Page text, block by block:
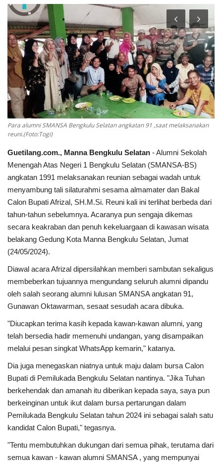
Keamanan
Kejahatan
Cybers Event
UMKM & Ekonomi Kreatif
Pekerja Migran Indonesia
Pendidikan
Informasi Journalism
Olahraga
Kesehatan
Layanan Publik
Perempuan/Anak
Para alumni SMANSA Bengkulu Selatan angkatan 91 ,saat melaksanakan
reuni.(Foto:Togi)
Guetilang.com., Manna Bengkulu Selatan - Alumni Sekolah
Menengah Atas Negeri 1 Bengkulu Selatan (SMANSA-BS)
angkatan 1991 melaksanakan reunian sebagai wadah untuk
menyambung tali silaturahmi sesama almamater dan Bakal
Calon Bupati Afrizal, SH.M.Si. Reuni kali ini terlihat berbeda dari
tahun-tahun sebelumnya. Acaranya pun sengaja dikemas
secara keakraban dan penuh kekeluargaan di kawasan wisata
belakang Gedung Kota Manna Bengkulu Selatan, Jumat
(24/05/2024).
Diawal acara Afrizal dipersilahkan memberi sambutan sekaligus
membeberkan tujuannya mengundang seluruh alumni dipandu
oleh salah seorang alumni lulusan SMANSA angkatan 91,
Gunawan Oktawarman, sesaat sesudah acara dibuka.
"Diucapkan terima kasih kepada kawan-kawan alumni, yang
telah bersedia hadir memenuhi undangan, yang disampaikan
melalui pesan singkat WhatsApp kemarin," katanya.
Dia juga menegaskan niatnya untuk maju dalam bursa Calon
Bupati di Pemilukada Bengkulu Selatan nantinya. "Jika Tuhan
berkehendak dan amanah itu diberikan kepada saya, saya pun
berkeinginan untuk ikut dalam bursa pertarungan dalam
Pemilukada Bengkulu Selatan tahun 2024 ini sebagai salah satu
kandidat Calon Bupati," tegasnya.
"Tentu membutuhkan dukungan dari semua pihak, terutama dari
semua kawan - kawan alumni SMANSA , yang mempunyai